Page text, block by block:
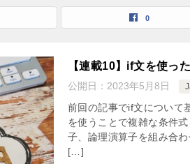
0
【連載10】if文を使っ
公開日： 2023年5月8日
前回の記事でif文について
を使うことで複雑な条件
子、論理演算子を組み合
[…]